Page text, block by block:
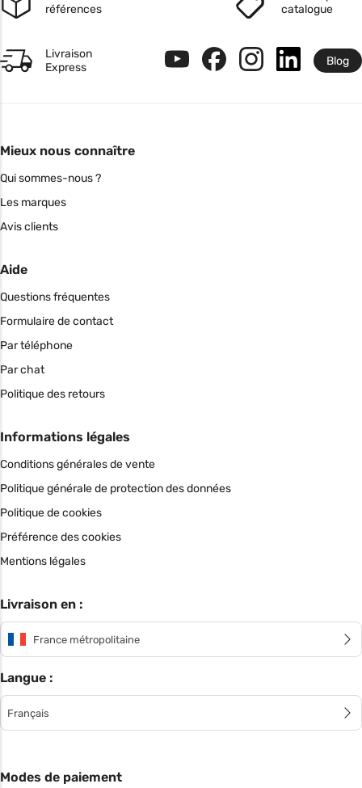
références
catalogue
Livraison
Express
Blog
Mieux nous connaître
Qui sommes-nous ?
Les marques
Avis clients
Aide
Questions fréquentes
Formulaire de contact
Par téléphone
Par chat
Politique des retours
Informations légales
Conditions générales de vente
Politique générale de protection des données
Politique de cookies
Préférence des cookies
Mentions légales
Livraison en :
France métropolitaine
Langue :
Français
Modes de paiement